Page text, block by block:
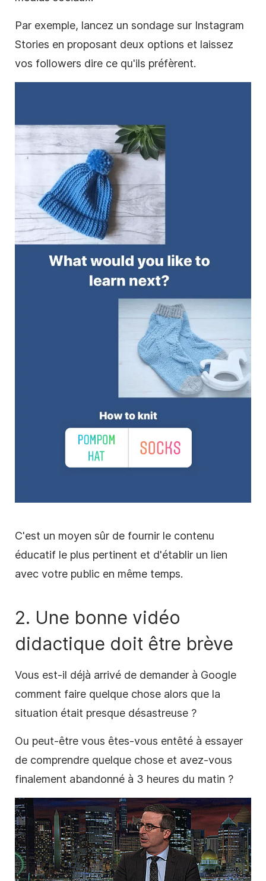
Par exemple, lancez un sondage sur Instagram
Stories en proposant deux options et laissez
vos followers dire ce qu'ils préfèrent.
C'est un moyen sûr de fournir le contenu
éducatif le plus pertinent et d'établir un lien
avec votre public en même temps.
2. Une bonne vidéo
didactique doit être brève
Vous est-il déjà arrivé de demander à Google
comment faire quelque chose alors que la
situation était presque désastreuse ?
Ou peut-être vous êtes-vous entêté à essayer
de comprendre quelque chose et avez-vous
finalement abandonné à 3 heures du matin ?